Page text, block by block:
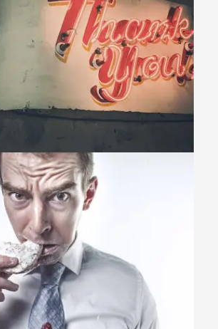
Identity Typography
Branding, Identity Logo